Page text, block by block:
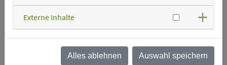
Verkaufsverpackungen
Externe Inhalte
Alles ablehnen Auswahl speichern